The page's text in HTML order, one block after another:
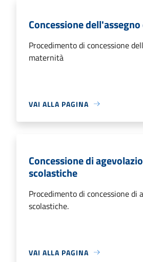
Concessione
Procedimento di concessione
maternità
VAI ALLA PAGINA
Concessione di
scolastiche
Procedimento di concessione di
scolastiche.
VAI ALLA PAGINA